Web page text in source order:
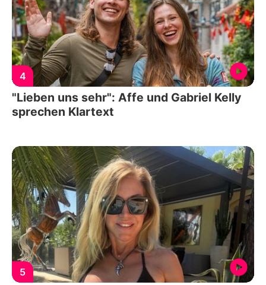
4
"Lieben uns sehr": Affe und Gabriel Kelly
sprechen Klartext
5